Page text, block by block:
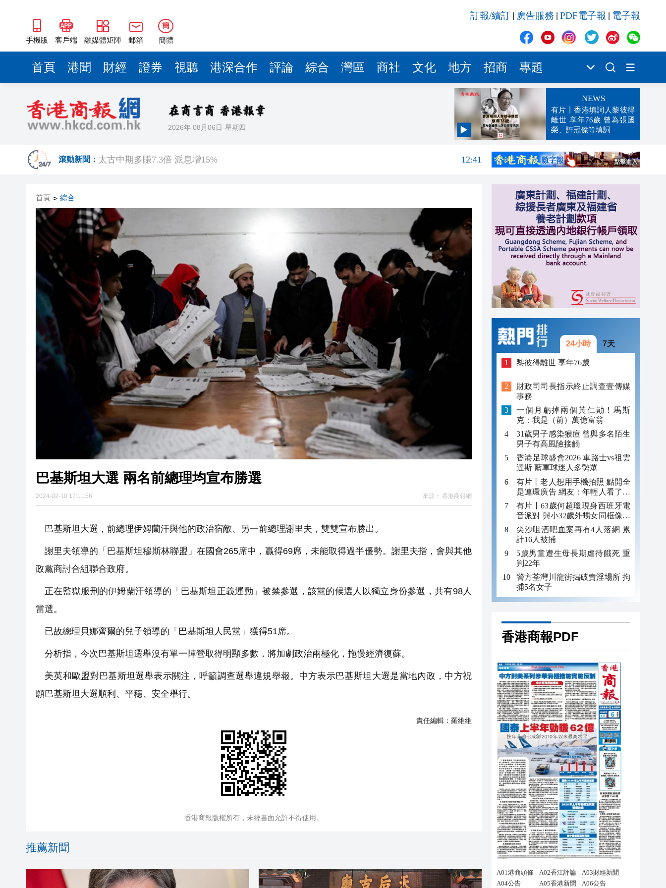
手機版 客戶端 融媒體矩陣 郵箱
簡
簡體
訂報/續訂 廣告服務 PDF電子報 電子報
首頁 港聞 財經 證券 視聽 港深合作 評論 綜合 灣區 商社 文化 地方 招商 專題
2026年 08月06日 星期四
NEWS
有片丨香港填詞人黎彼得
離世 享年76歲 曾為張國
榮、許冠傑等填詞
滾動新聞：
宇樹科技發行價今確定 市場預估在67元至104元之間
12:20
【A股午評】三大指數個別發展 滬指漲0.01%
12:18
警破黑幫高利貸集團拘25人 放債逾2億元凍結千萬資產
12:06
星展第二季純利升9% 創新高
有片〡啟德萌爆拖地狗 網民激贊：搞笑又好sweet
首頁 > 綜合
巴基斯坦大選 兩名前總理均宣布勝選
2024-02-10 17:11:56 來源： 香港商報網
巴基斯坦大選，前總理伊姆蘭汗與他的政治宿敵、另一前總理謝里夫，雙雙宣布勝出。
謝里夫領導的「巴基斯坦穆斯林聯盟」在國會265席中，贏得69席，未能取得過半優勢。謝里夫指，會與其他
政黨商討合組聯合政府。
正在監獄服刑的伊姆蘭汗領導的「巴基斯坦正義運動」被禁參選，該黨的候選人以獨立身份參選，共有98人
當選。
已故總理貝娜齊爾的兒子領導的「巴基斯坦人民黨」獲得51席。
分析指，今次巴基斯坦選舉沒有單一陣營取得明顯多數，將加劇政治兩極化，拖慢經濟復蘇。
美英和歐盟對巴基斯坦選舉表示關注，呼籲調查選舉違規舉報。中方表示巴基斯坦大選是當地內政，中方祝
願巴基斯坦大選順利、平穩、安全舉行。
責任編輯： 羅維維
香港商報版權所有，未經書面允許不得使用。
推薦新聞
24小時 7天
黎彼得離世 享年76歲
財政司司長指示終止調查壹傳媒
事務
一個月虧掉兩個黃仁勛！馬斯
克：我是（前）萬億富翁
31歲男子感染猴痘 曾與多名陌生
男子有高風險接觸
香港足球盛會2026 車路士vs祖雲
達斯 藍軍球迷人多勢眾
有片丨老人想用手機拍照 點開全
是連環廣告 網友：年輕人看了都
迷糊 何況老年人
有片丨63歲何超瓊現身西班牙電
音派對 與小32歲外甥女同框像姐
妹
尖沙咀酒吧血案再有4人落網 累
計16人被捕
5歲男童遭生母長期虐待餓死 重
判22年
警方荃灣川龍街搗破賣淫場所 拘
捕5名女子
香港商報PDF